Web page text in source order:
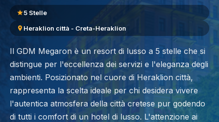
5 Stelle
Heraklion città - Creta-Heraklion
Il GDM Megaron è un resort di lusso a 5 stelle che si
distingue per l'eccellenza dei servizi e l'eleganza degli
ambienti. Posizionato nel cuore di Heraklion città,
rappresenta la scelta ideale per chi desidera vivere
l'autentica atmosfera della città cretese pur godendo
di tutti i comfort di un hotel di lusso. L'attenzione ai